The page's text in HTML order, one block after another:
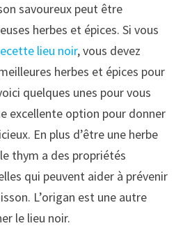
savoureux peut être
herbes et épices. Si vous
lieu noir, vous devez
herbes et épices pour
quelques unes pour vous
excellente option pour donner
En plus d’être une herbe
thym a des propriétés
qui peuvent aider à prévenir
L’origan est une autre
le lieu noir.